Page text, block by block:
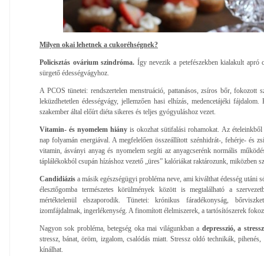
Milyen okai lehetnek a cukoréhségnek?
Policisztás ovárium szindróma. Így nevezik a petefészekben kialakult apró
sürgető édességvágyhoz.
A PCOS tünetei: rendszertelen menstruáció, pattanásos, zsíros bőr, fokozott
leküzdhetetlen édességvágy, jellemzően hasi elhízás, medencetájéki
szakember által előírt diéta sikeres és teljes gyógyuláshoz vezet.
Vitamin- és nyomelem hiány is okozhat sütifalási rohamokat. Az
nap folyamán energiával. A megfelelően összeállított szénhidrát-, fehérje- és
vitamin, ásványi anyag és nyomelem segíti az anyagcserénk normális
táplálékokból csupán hízáshoz vezető „üres” kalóriákat raktározunk, miközben
Candidiázis a másik egészségügyi probléma neve, ami kiválthat édesség utáni
élesztőgomba természetes körülmények között is megtalálható a
mértéktelenül elszaporodik. Tünetei: krónikus fáradékonyság,
izomfájdalmak, ingerlékenység. A finomított élelmiszerek, a tartósítószerek
Nagyon sok probléma, betegség oka mai világunkban a depresszió, a
stressz, bánat, öröm, izgalom, csalódás miatt. Stressz oldó technikák,
kínálhat.